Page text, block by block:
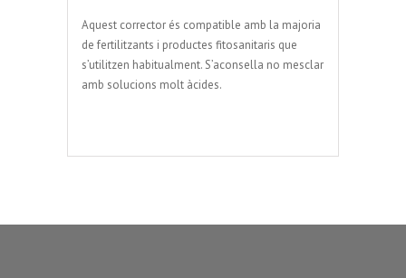
Aquest corrector és compatible amb la majoria
de fertilitzants i productes fitosanitaris que
s’utilitzen habitualment. S’aconsella no mesclar
amb solucions molt àcides.